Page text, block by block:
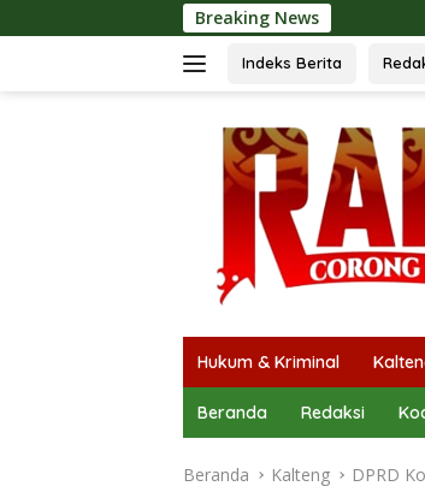
ke
Breaking News SMSI
Indeks Berita
Hukum & Kriminal
Beranda Redaksi
Beranda Kalteng DPRD